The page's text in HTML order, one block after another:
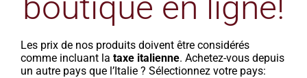
Les prix de nos produits doivent être considérés
comme incluant lataxe italienne. Achetez-vous depuis
un autre pays que l’Italie ? Sélectionnez votre pays: